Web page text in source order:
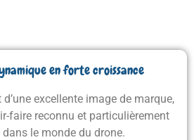
en forte croissance
excellente image de marque,
faire reconnu et particulièrement
dans le monde du drone.